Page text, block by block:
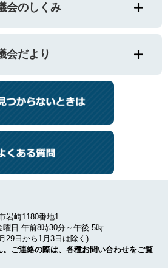
会のしくみ
会だより
岩崎1180番地1
日 午前8時30分～午後 5時
29日から1月3日は除く)
ご連絡の際は、各種お問い合わせをご覧